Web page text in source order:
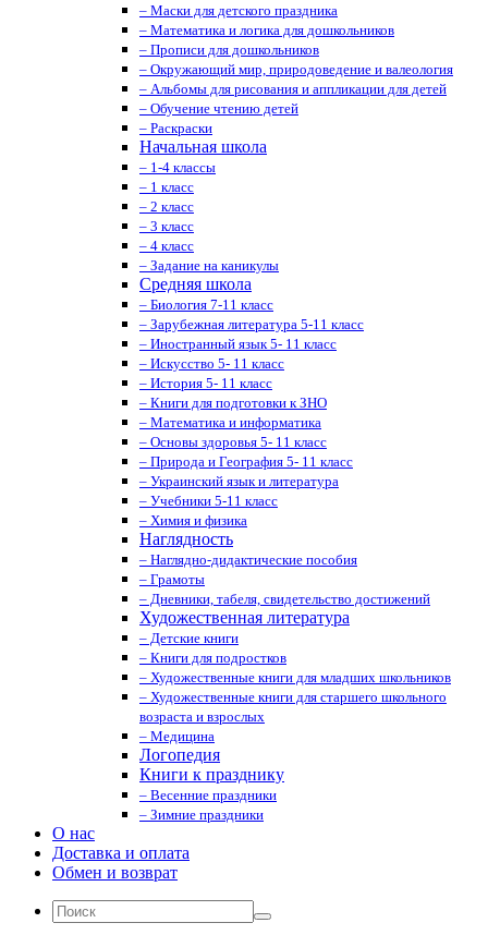
– Маски для детского праздника
– Математика и логика для дошкольников
– Прописи для дошкольников
– Окружающий мир, природоведение и валеология
– Альбомы для рисования и аппликации для детей
– Обучение чтению детей
– Раскраски
Начальная школа
– 1-4 классы
– 1 класс
– 2 класс
– 3 класс
– 4 класс
– Задание на каникулы
Средняя школа
– Биология 7-11 класс
– Зарубежная литература 5-11 класс
– Иностранный язык 5- 11 класс
– Искусство 5- 11 класс
– История 5- 11 класс
– Книги для подготовки к ЗНО
– Математика и информатика
– Основы здоровья 5- 11 класс
– Природа и География 5- 11 класс
– Украинский язык и литература
– Учебники 5-11 класс
– Химия и физика
Наглядность
– Наглядно-дидактические пособия
– Грамоты
– Дневники, табеля, свидетельство достижений
Художественная литература
– Детские книги
– Книги для подростков
– Художественные книги для младших школьников
– Художественные книги для старшего школьного
возраста и взрослых
– Медицина
Логопедия
Книги к празднику
– Весенние праздники
– Зимние праздники
О нас
Доставка и оплата
Обмен и возврат